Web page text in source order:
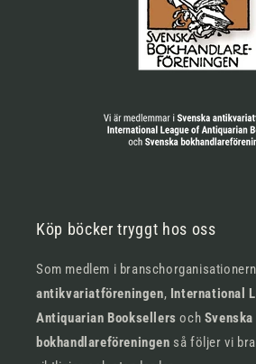
Köp böcker tryggt hos oss
Som medlem i
antikvariatföreningen, International
Antiquarian Booksellersoch Svenska
bokhandlareföreningen så följer vi